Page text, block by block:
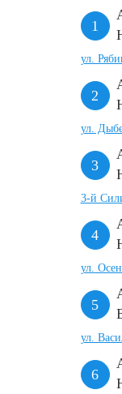
ул.
ул.
3-й
ул.
ул.